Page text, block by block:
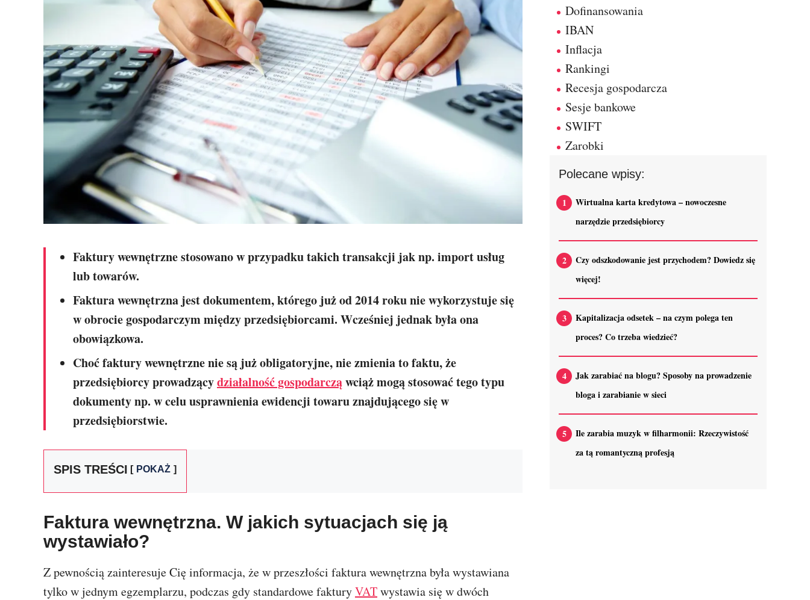
Faktury wewnętrzne stosowano w przypadku takich transakcji jak np. import usług
lub towarów.
Faktura wewnętrzna jest dokumentem, którego już od 2014 roku nie wykorzystuje się
w obrocie gospodarczym między przedsiębiorcami. Wcześniej jednak była ona
obowiązkowa.
Choć faktury wewnętrzne nie są już obligatoryjne, nie zmienia to faktu, że
przedsiębiorcy prowadzącydziałalność gospodarcząwciąż mogą stosować tego typu
dokumenty np. w celu usprawnienia ewidencji towaru znajdującego się w
przedsiębiorstwie.
SPIS TREŚCI POKAŻ
Faktura wewnętrzna. W jakich sytuacjach się ją
wystawiało?
Z pewnością zainteresuje Cię informacja, że w przeszłości faktura wewnętrzna była wystawiana
tylko w jednym egzemplarzu, podczas gdy standardowe fakturyVATwystawia się w dwóch
Dofinansowania
IBAN
Inflacja
Rankingi
Recesja gospodarcza
Sesje bankowe
SWIFT
Zarobki
Polecane wpisy:
Wirtualna karta kredytowa – nowoczesne
narzędzie przedsiębiorcy
Czy odszkodowanie jest przychodem? Dowiedz się
więcej!
Kapitalizacja odsetek – na czym polega ten
proces? Co trzeba wiedzieć?
Jak zarabiać na blogu? Sposoby na prowadzenie
bloga i zarabianie w sieci
Ile zarabia muzyk w filharmonii: Rzeczywistość
za tą romantyczną profesją